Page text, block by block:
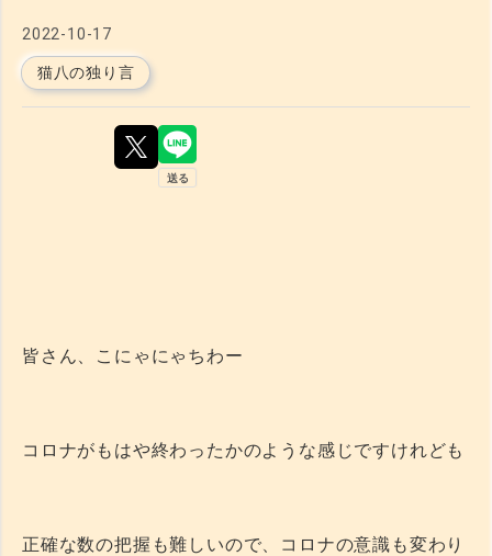
2022-10-17
猫八の独り言
皆さん、こにゃにゃちわー
コロナがもはや終わったかのような感じですけれども
正確な数の把握も難しいので、コロナの意識も変わり